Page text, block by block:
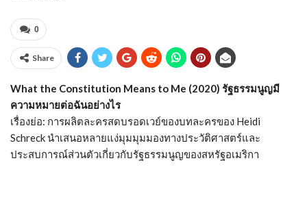
0
Share
What the Constitution Means to Me (2020) รัฐธรรมนูญมี
ความหมายต่อฉันอย่างไร
เรื่องย่อ: การผลิตละครสดบรอดเวย์ของบทละครของ Heidi
Schreck นำเสนอหลายแง่มุมมุมมองทางประวัติศาสตร์และ
ประสบการณ์ส่วนตัวเกี่ยวกับรัฐธรรมนูญของสหรัฐอเมริกา